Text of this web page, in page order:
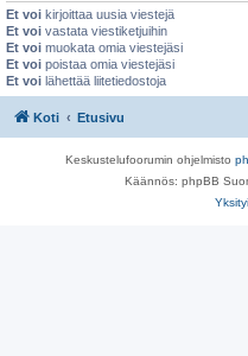
Et voi kirjoittaa uusia viestejä
Et voi vastata viestiketjuihin
Et voi muokata omia viestejäsi
Et voi poistaa omia viestejäsi
Et voi lähettää liitetiedostoja
Koti Etusivu
Keskustelufoorumin ohjelmisto
Käännös: phpBB